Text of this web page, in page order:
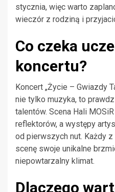
stycznia, więc warto
wieczór z rodziną i
Co czeka
koncertu?
Koncert „Życie – Gwiazdy
nie tylko muzyka, to
talentów. Scena Hali
reflektorów, a występy
od pierwszych nut. Każdy
scenę swoje unikalne
niepowtarzalny klimat.
Dlaczego